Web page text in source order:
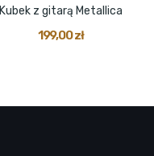
Kubek z gitarą Metallica
199,00 zł